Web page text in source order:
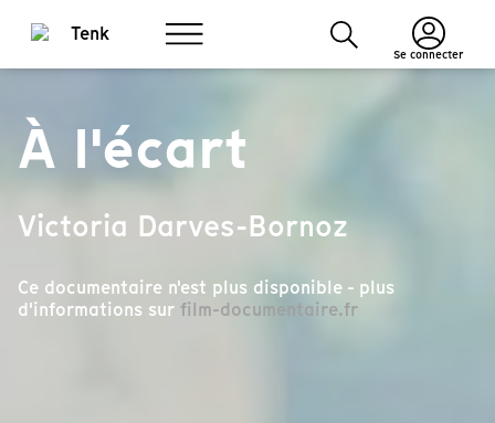
Se connecter
À l'écart
Victoria Darves-Bornoz
Ce documentaire n'est plus disponible - plus
d'informations sur film-documentaire.fr